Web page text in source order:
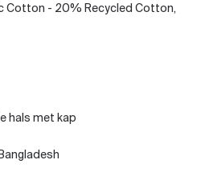
Cotton - 20% Recycled Cotton,
hals met kap